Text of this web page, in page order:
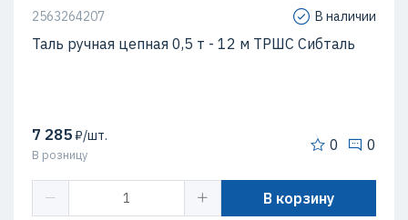
2563264207 В наличии
Таль ручная цепная 0,5 т - 12 м ТРШС Сибталь
7 285₽/шт.
В розницу
0 0
В корзину